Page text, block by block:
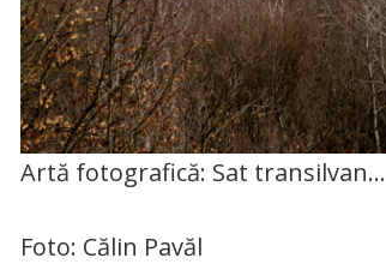
Artă fotografică: Sat transilvan…
Foto: Călin Pavăl